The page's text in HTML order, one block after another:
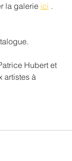
la galerie ici .
Hubert et
artistes à